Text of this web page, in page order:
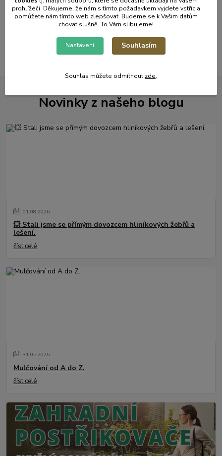
strana z 1
Novinky z našeho blogu
01.08.2026
💥 Stali jsme se přímým dovozcem hliníkových žebřů a
lešení.
číst celé
31.05.2025
Mulčování od A do Z.
číst celé
prohlížeči. Děkujeme, že nám s tímto požadavkem vyjdete vstříc a
pomůžete nám tímto web zlepšovat. Budeme se k Vašim datům
chovat slušně. To Vám slibujeme!
Nastavení Souhlasím
Souhlas můžete odmítnout zde.